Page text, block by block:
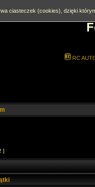
RC
]
ciasteczek (cookies), dzięki